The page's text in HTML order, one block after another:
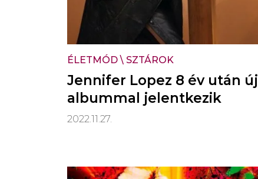
ÉLETMÓD\ SZTÁROK
Jennifer Lopez 8 év után új
albummal jelentkezik
2022.11.27.